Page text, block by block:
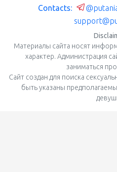
Contacts:
Материалы сайта носят
характер. Администрация
заниматься
Сайт создан для поиска
быть указаны